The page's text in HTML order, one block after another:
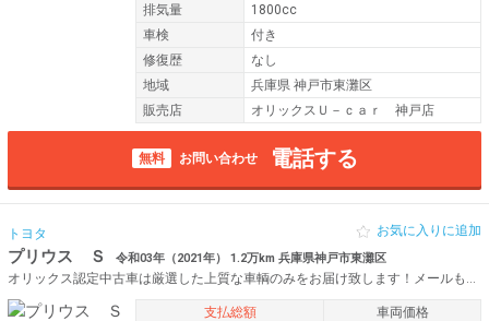
排気量
1800cc
車検
付き
修復歴
なし
地域
兵庫県 神戸市東灘区
販売店
オリックスＵ－ｃａｒ 神戸店
無料 お問い合わせ 電話する
トヨタ
プリウス Ｓ 令和03年（2021年） 1.2万km 兵庫県神戸市東灘区
お気に入りに追加
支払総額 車両価格